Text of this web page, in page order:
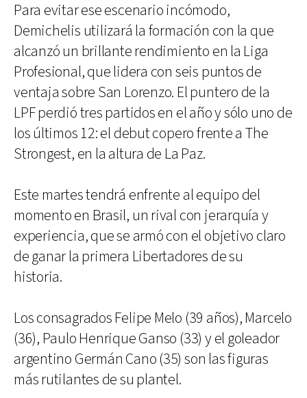
Para evitar ese escenario incómodo,
Demichelis utilizará la formación con la que
alcanzó un brillante rendimiento en la Liga
Profesional, que lidera con seis puntos de
ventaja sobre San Lorenzo. El puntero de la
LPF perdió tres partidos en el año y sólo uno de
los últimos 12: el debut copero frente a The
Strongest, en la altura de La Paz.
Este martes tendrá enfrente al equipo del
momento en Brasil, un rival con jerarquía y
experiencia, que se armó con el objetivo claro
de ganar la primera Libertadores de su
historia.
Los consagrados Felipe Melo (39 años), Marcelo
(36), Paulo Henrique Ganso (33) y el goleador
argentino Germán Cano (35) son las figuras
más rutilantes de su plantel.